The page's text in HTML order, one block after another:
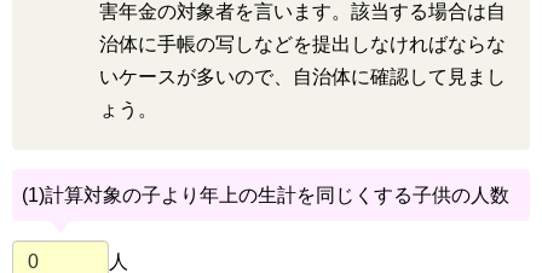
害年金の対象者を言います。該当する場合は自
治体に手帳の写しなどを提出しなければならな
いケースが多いので、自治体に確認して見まし
ょう。
(1)計算対象の子より年上の生計を同じくする子供の人数
人